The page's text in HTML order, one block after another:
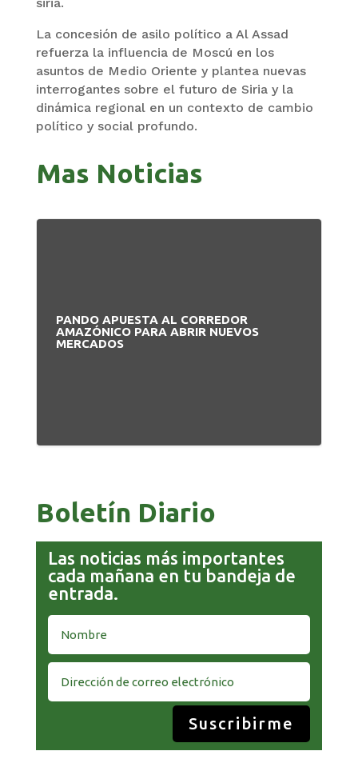
La concesión de asilo político a Al Assad
refuerza la influencia de Moscú en los
asuntos de Medio Oriente y plantea nuevas
interrogantes sobre el futuro de Siria y la
dinámica regional en un contexto de cambio
político y social profundo.
Mas Noticias
PANDO APUESTA AL CORREDOR
AMAZÓNICO PARA ABRIR NUEVOS
MERCADOS
Boletín Diario
Las noticias más importantes
cada mañana en tu bandeja de
entrada.
Suscribirme